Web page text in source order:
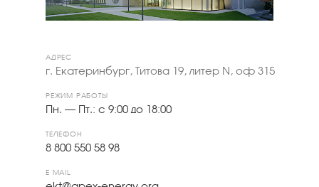
АДРЕС
г. Екатеринбург, Титова 19, литер N, оф 315
РЕЖИМ РАБОТЫ
Пн. – Пт.: с 9:00 до 18:00
ТЕЛЕФОН
8 800 550 58 98
E-MAIL